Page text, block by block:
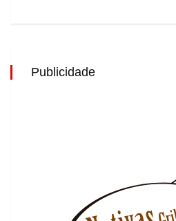
Publicidade